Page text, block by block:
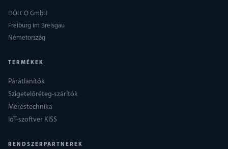
DÖLCO GmbH
Freiburg im Breisgau
Németország
TERMÉKEK
Párátlanítók
Szigetelőréteg-szárítók
Méréstechnika
IoT-szoftver KISS
RENDSZERPARTNEREK